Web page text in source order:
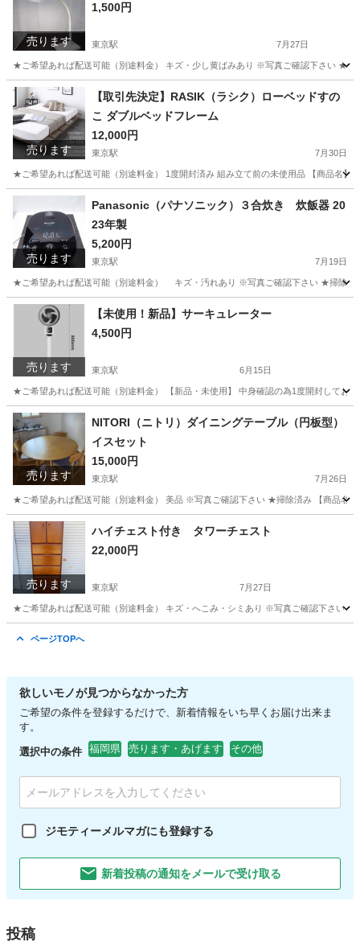
売ります
1,500円
東京駅 7月27日
★ご希望あれば配送可能（別途料金） キズ・少し黄ばみあり ※写真ご確認下さい ★
福岡 福岡市 東京駅 照明器具 オーム電機
売ります
【取引先決定】RASIK（ラシク）ローベッドすの
こ ダブルベッドフレーム
12,000円
東京駅 7月30日
★ご希望あれば配送可能（別途料金） 1度開封済み 組み立て前の未使用品 【商品名】
福岡 福岡市 ベッド
売ります
Panasonic（パナソニック）３合炊き 炊飯器 20
23年製
5,200円
東京駅 7月19日
★ご希望あれば配送可能（別途料金） キズ・汚れあり ※写真ご確認下さい ★掃除済
福岡 福岡市 東京駅 キッチン家電 Panasonic
売ります
【未使用！新品】サーキュレーター
4,500円
東京駅 6月15日
★ご希望あれば配送可能（別途料金） 【新品・未使用】 中身確認の為1度開封してお
福岡 福岡市 季節、空調家電 サーキュレーター
売ります
NITORI（ニトリ）ダイニングテーブル（円板型）
イスセット
15,000円
東京駅 7月26日
★ご希望あれば配送可能（別途料金） 美品 ※写真ご確認下さい ★掃除済み 【商品名
福岡 福岡市 東京駅 テーブル
売ります
ハイチェスト付き タワーチェスト
22,000円
東京駅 7月27日
★ご希望あれば配送可能（別途料金） キズ・へこみ・シミあり ※写真ご確認下さい
ページTOPへ
欲しいモノが見つからなかった方
ご希望の条件を登録するだけで、新着情報をいち早くお届け出来ま
す。
選択中の条件 福岡県 売ります・あげます その他
ジモティーメルマガにも登録する
新着投稿の通知をメールで受け取る
投稿